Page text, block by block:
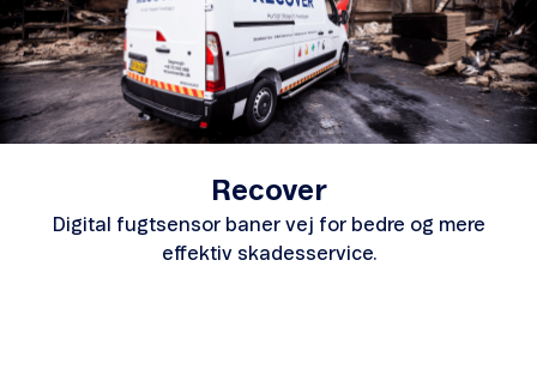
Recover
Digital fugtsensor baner vej for bedre og mere
effektiv skadesservice.